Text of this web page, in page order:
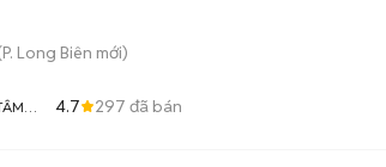
P. Long Biên mới)
4.7 297 đã bán